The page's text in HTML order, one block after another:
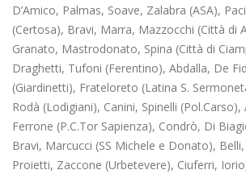
D’Amico, Palmas, Soave, Zalabra (ASA),
(Certosa), Bravi, Marra, Mazzocchi (Città di
Granato, Mastrodonato, Spina (Città di
Draghetti, Tufoni (Ferentino), Abdalla, De
(Giardinetti), Frateloreto (Latina S.
Rodà (Lodigiani), Canini, Spinelli
Ferrone (P.C.Tor Sapienza), Condrò, Di
Bravi, Marcucci (SS Michele e Donato),
Proietti, Zaccone (Urbetevere), Ciuferri,